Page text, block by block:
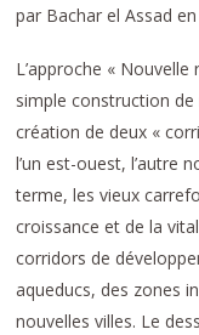
par Bachar el Assad
L’approche «
simple construction
création de deux «
l’un est-ouest, l’autre
terme, les vieux
croissance et de la
corridors de
aqueducs, des zones
nouvelles villes. Le